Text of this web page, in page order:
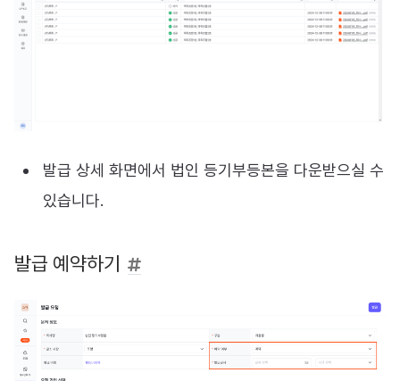
발급 상세 화면에서 법인 등기부등본을 다운받으실 수
있습니다.
발급 예약하기